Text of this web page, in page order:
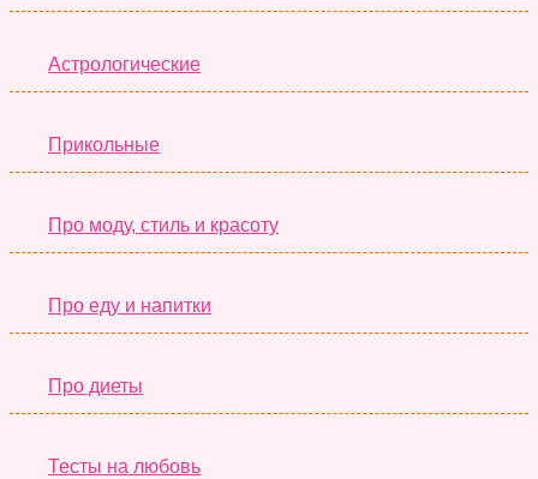
Астрологические
Прикольные
Про моду, стиль и красоту
Про еду и напитки
Про диеты
Тесты на любовь